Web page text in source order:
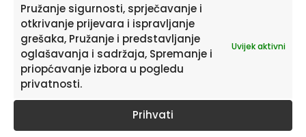
Pružanje sigurnosti, sprječavanje i
otkrivanje prijevara i ispravljanje
grešaka, Pružanje i predstavljanje
oglašavanja i sadržaja, Spremanje i
priopćavanje izbora u pogledu
privatnosti.
Uvijek aktivni
Prihvati
Pretplatite se na naš Newsletter
Želite primati savjete i zanimljivosti o uređenju doma te
informacije o novim proizvodima i pogodnostima?